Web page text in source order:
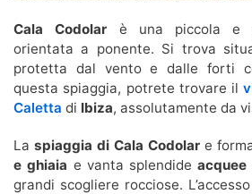
Cala Codolar è una piccola e
orientata a ponente. Si trova
protetta dal vento e dalle forti
questa spiaggia, potrete trovare il
Caletta di Ibiza, assolutamente da
La spiaggia di Cala Codolar e
e ghiaia e vanta splendide
grandi scogliere rocciose.